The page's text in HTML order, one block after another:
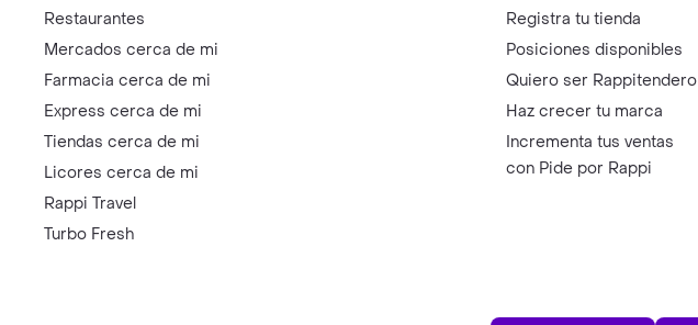
Restaurantes
Mercados cerca de mi
Farmacia cerca de mi
Express cerca de mi
Tiendas cerca de mi
Licores cerca de mi
Rappi Travel
Turbo Fresh
Registra tu tienda
Posiciones disponibles
Quiero ser Rappitendero
Haz crecer tu marca
Incrementa tus ventas
con Pide por Rappi